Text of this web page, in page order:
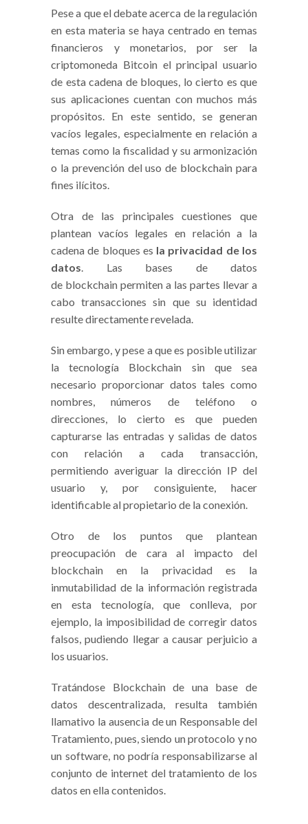
Pese a que el debate acerca de la regulación
en esta materia se haya centrado en temas
financieros y monetarios, por ser la
criptomoneda Bitcoin el principal usuario
de esta cadena de bloques, lo cierto es que
sus aplicaciones cuentan con muchos más
propósitos. En este sentido, se generan
vacíos legales, especialmente en relación a
temas como la fiscalidad y su armonización
o la prevención del uso de blockchain para
fines ilícitos.
Otra de las principales cuestiones que
plantean vacíos legales en relación a la
cadena de bloques es la privacidad de los
datos. Las bases de datos
de blockchain permiten a las partes llevar a
cabo transacciones sin que su identidad
resulte directamente revelada.
Sin embargo, y pese a que es posible utilizar
la tecnología Blockchain sin que sea
necesario proporcionar datos tales como
nombres, números de teléfono o
direcciones, lo cierto es que pueden
capturarse las entradas y salidas de datos
con relación a cada transacción,
permitiendo averiguar la dirección IP del
usuario y, por consiguiente, hacer
identificable al propietario de la conexión.
Otro de los puntos que plantean
preocupación de cara al impacto del
blockchain en la privacidad es la
inmutabilidad de la información registrada
en esta tecnología, que conlleva, por
ejemplo, la imposibilidad de corregir datos
falsos, pudiendo llegar a causar perjuicio a
los usuarios.
Tratándose Blockchain de una base de
datos descentralizada, resulta también
llamativo la ausencia de un Responsable del
Tratamiento, pues, siendo un protocolo y no
un software, no podría responsabilizarse al
conjunto de internet del tratamiento de los
datos en ella contenidos.